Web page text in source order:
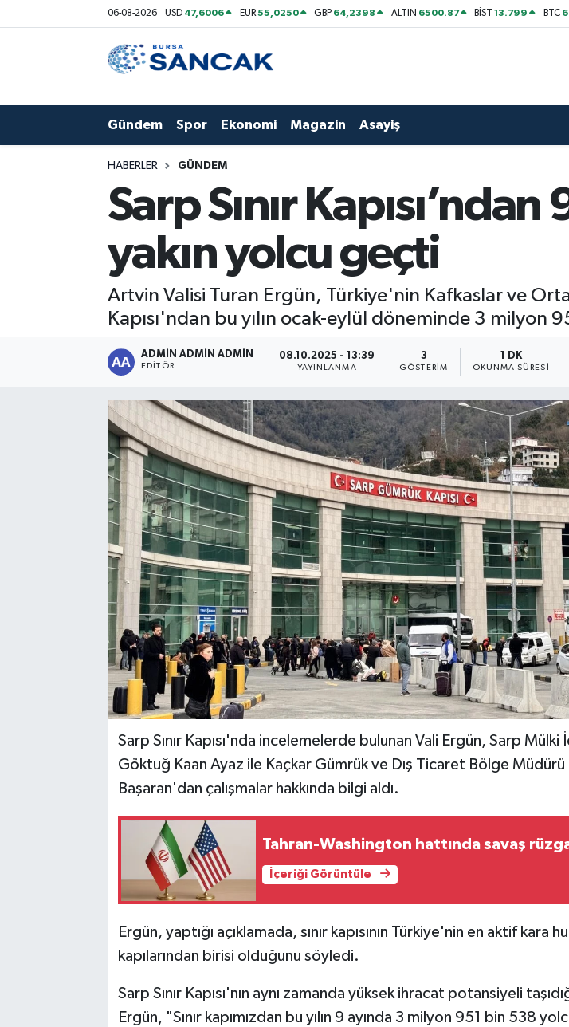
06-08-2026 USD 47,6006 EUR55,0250 GBP 64,2398 ALTIN 6500.87 BİST13.799 BTC
Gündem Spor Ekonomi Magazin Asayiş
HABERLER GÜNDEM
Sarp Sınır
yakın yolcu geçti
Artvin Valisi Turan Ergün, Türkiye'nin Kafkaslar ve Orta
Kapısı'ndan bu yılın ocak-eylül döneminde 3 milyon
ADMİN ADMİN ADMİN
EDITÖR
08.10.2025 - 13:39
YAYINLANMA
3
GÖSTERIM
1 DK
OKUNMA SÜRESI
Sarp Sınır Kapısı'nda incelemelerde bulunan Vali Ergün, Sarp Mülki
Göktuğ Kaan Ayaz ile Kaçkar Gümrük ve Dış Ticaret Bölge Müdürü
Başaran'dan çalışmalar hakkında bilgi aldı.
Tahran-Washington hattında savaş
İçeriği Görüntüle
Ergün, yaptığı açıklamada, sınır kapısının Türkiye'nin en aktif kara
kapılarından birisi olduğunu söyledi.
Sarp Sınır Kapısı'nın aynı zamanda yüksek ihracat potansiyeli
Ergün, "Sınır kapımızdan bu yılın 9 ayında 3 milyon 951 bin 538
Hava Durumu
Son Dakika Haberleri
Haber Arşivi